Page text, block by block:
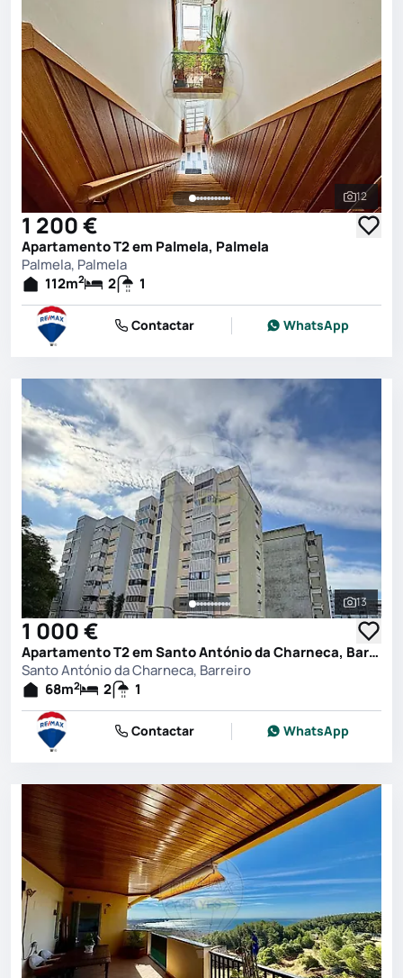
Ver
12
1 200 €
Apartamento T2 em Palmela, Palmela
Palmela, Palmela
112m2 2 1
Contactar WhatsApp
Ver
13
1 000 €
Apartamento T2 em Santo António da Charneca, Barreiro
Santo António da Charneca, Barreiro
68m2 2 1
Contactar WhatsApp